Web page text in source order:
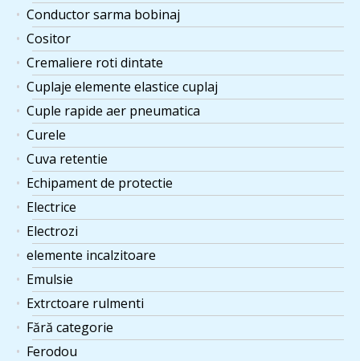
Conductor sarma bobinaj
Cositor
Cremaliere roti dintate
Cuplaje elemente elastice cuplaj
Cuple rapide aer pneumatica
Curele
Cuva retentie
Echipament de protectie
Electrice
Electrozi
elemente incalzitoare
Emulsie
Extrctoare rulmenti
Fără categorie
Ferodou